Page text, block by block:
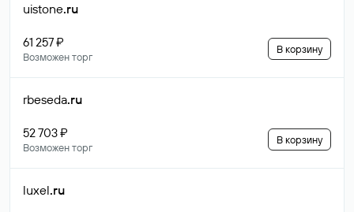
uistone.ru
61 257 ₽
Возможен торг
В корзину
rbeseda.ru
52 703 ₽
Возможен торг
В корзину
luxel.ru